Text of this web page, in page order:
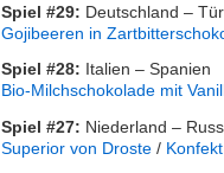
Spiel #29: Deutschland –
Gojibeeren in
Spiel #28: Italien – Spanien
Bio-Milchschokolade mit
Spiel #27: Niederland –
Superior von Droste /